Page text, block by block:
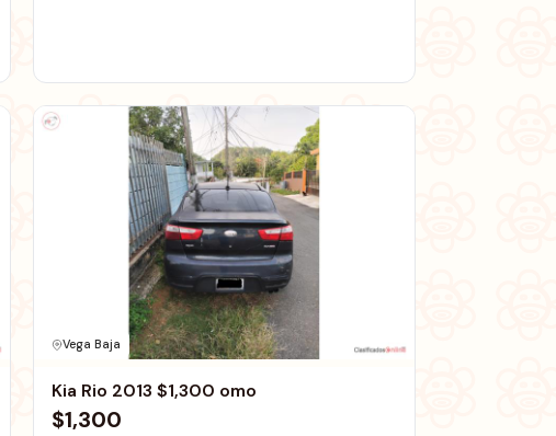
Vega Baja
Kia Rio 2013 $1,300 omo
$1,300